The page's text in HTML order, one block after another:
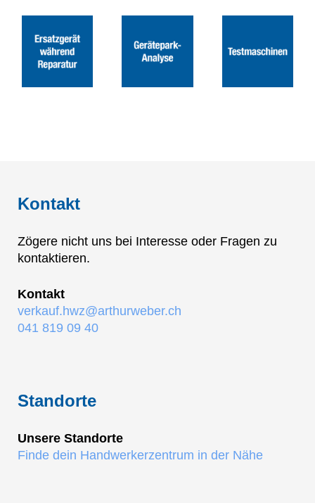
Kontakt
Zögere nicht uns bei Interesse oder Fragen zu
kontaktieren.
Kontakt
verkauf.hwz@arthurweber.ch
041 819 09 40
Standorte
Unsere Standorte
Finde dein Handwerkerzentrum in der Nähe